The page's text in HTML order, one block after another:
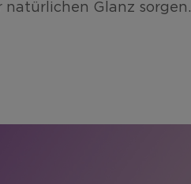
Glanz sorgen.